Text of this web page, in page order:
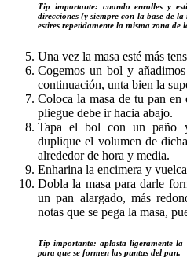
Tip importante: cuando enrolles y
direcciones (y siempre con la base de
estires repetidamente la misma zona de
Una vez la masa esté más
Cogemos un bol y
continuación, unta bien la
Coloca la masa de tu pan
pliegue debe ir hacia abajo.
Tapa el bol con un paño
duplique el volumen de
alrededor de hora y media.
Enharina la encimera y
Dobla la masa para darle
un pan alargado, más
notas que se pega la masa,
Tip importante: aplasta ligeramente la
para que se formen las puntas del pan.